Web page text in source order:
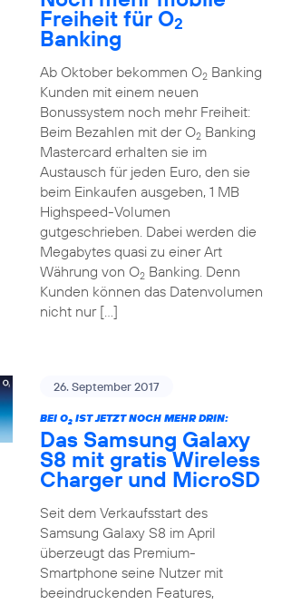
Freiheit für O2
Banking
Ab Oktober bekommen O2Banking
Kunden mit einem neuen
Bonussystem noch mehr Freiheit:
Beim Bezahlen mit der O2Banking
Mastercard erhalten sie im
Austausch für jeden Euro, den sie
beim Einkaufen ausgeben, 1 MB
Highspeed-Volumen
gutgeschrieben. Dabei werden die
Megabytes quasi zu einer Art
Währung von O2Banking. Denn
Kunden können das Datenvolumen
nicht nur […]
26. September 2017
BEI O2IST JETZT NOCH MEHR DRIN:
Das Samsung Galaxy
S8 mit gratis Wireless
Charger und MicroSD
Seit dem Verkaufsstart des
Samsung Galaxy S8 im April
überzeugt das Premium-
Smartphone seine Nutzer mit
beeindruckenden Features,